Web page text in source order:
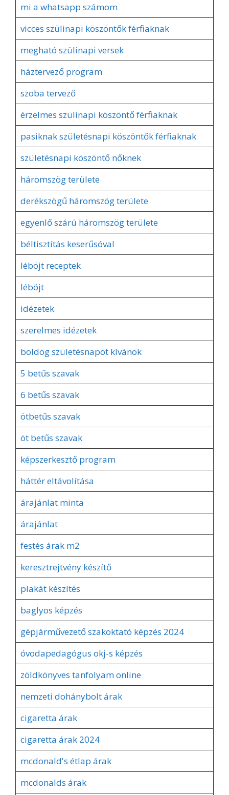
mi a whatsapp számom
vicces szülinapi köszöntők férfiaknak
megható szülinapi versek
háztervező program
szoba tervező
érzelmes szülinapi köszöntő férfiaknak
pasiknak születésnapi köszöntők férfiaknak
születésnapi köszöntő nőknek
háromszög területe
derékszögű háromszög területe
egyenlő szárú háromszög területe
béltisztítás keserűsóval
léböjt receptek
léböjt
idézetek
szerelmes idézetek
boldog születésnapot kívánok
5 betűs szavak
6 betűs szavak
ötbetűs szavak
öt betűs szavak
képszerkesztő program
háttér eltávolítása
árajánlat minta
árajánlat
festés árak m2
keresztrejtvény készítő
plakát készítés
baglyos képzés
gépjárművezető szakoktató képzés 2024
óvodapedagógus okj-s képzés
zöldkönyves tanfolyam online
nemzeti dohánybolt árak
cigaretta árak
cigaretta árak 2024
mcdonald's étlap árak
mcdonalds árak